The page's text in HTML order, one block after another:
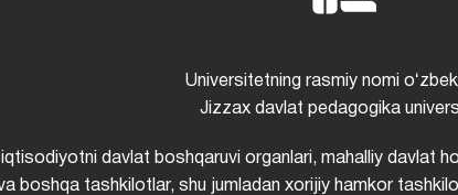
Universitetning rasmiy nomi
Jizzax davlat pedagogika
davlat boshqaruvi organlari, mahalliy davlat
boshqa tashkilotlar, shu jumladan xorijiy hamkor